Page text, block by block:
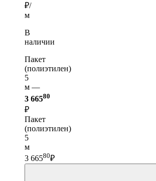
₽/
м
В
наличии
Пакет
(полиэтилен)
5
м —
3 66580
₽
Пакет
(полиэтилен)
5
м
3 66580₽